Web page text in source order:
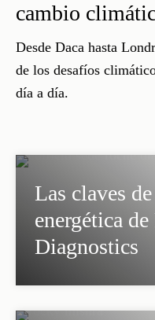
cambio
Desde Daca hasta
de los desafíos
día a día.
Las claves
energética
Diagnostics